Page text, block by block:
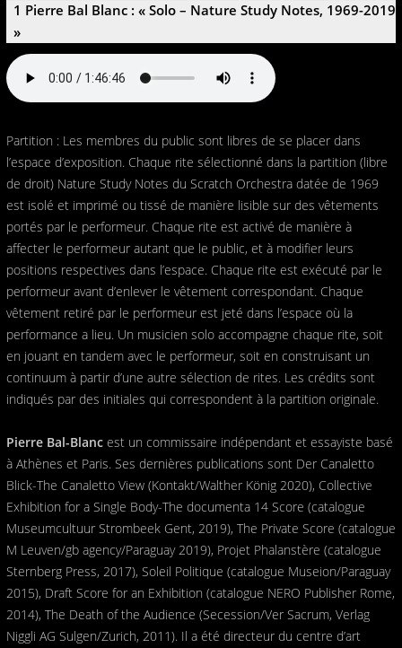
1 Pierre Bal Blanc : « Solo – Nature Study Notes, 1969-2019
»
Partition : Les membres du public sont libres de se placer dans
l’espace d’exposition. Chaque rite sélectionné dans la partition (libre
de droit) Nature Study Notes du Scratch Orchestra datée de 1969
est isolé et imprimé ou tissé de manière lisible sur des vêtements
portés par le performeur. Chaque rite est activé de manière à
affecter le performeur autant que le public, et à modifier leurs
positions respectives dans l’espace. Chaque rite est exécuté par le
performeur avant d’enlever le vêtement correspondant. Chaque
vêtement retiré par le performeur est jeté dans l’espace où la
performance a lieu. Un musicien solo accompagne chaque rite, soit
en jouant en tandem avec le performeur, soit en construisant un
continuum à partir d’une autre sélection de rites. Les crédits sont
indiqués par des initiales qui correspondent à la partition originale.
Pierre Bal-Blanc est un commissaire indépendant et essayiste basé
à Athènes et Paris. Ses dernières publications sont Der Canaletto
Blick-The Canaletto View (Kontakt/Walther König 2020), Collective
Exhibition for a Single Body-The documenta 14 Score (catalogue
Museumcultuur Strombeek Gent, 2019), The Private Score (catalogue
M Leuven/gb agency/Paraguay 2019), Projet Phalanstère (catalogue
Sternberg Press, 2017), Soleil Politique (catalogue Museion/Paraguay
2015), Draft Score for an Exhibition (catalogue NERO Publisher Rome,
2014), The Death of the Audience (Secession/Ver Sacrum, Verlag
Niggli AG Sulgen/Zurich, 2011). Il a été directeur du centre d’art